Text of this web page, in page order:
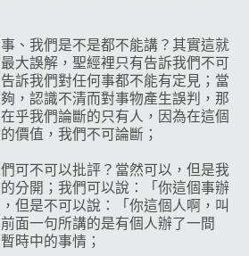
、我們是不是都不能講？其實這就
大誤解，聖經裡只有告訴我們不可
訴我們對任何事都不能有定見；當
，認識不清而對事物產生誤判，那
乎我們論斷的只有人，因為在這個
價值，我們不可論斷；
可不可以批評？當然可以，但是我
分開；我們可以說：「你這個事辦
但是不可以說：「你這個人啊，叫
面一句所講的是有個人辦了一間
時中的事情；